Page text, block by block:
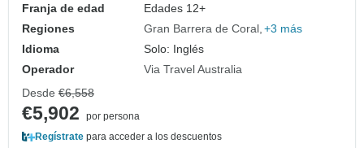
Franja de edad
Edades 12+
Regiones
Gran Barrera de Coral +3 más
Idioma
Solo: Inglés
Operador
Via Travel Australia
Desde €6,558
€5,902
por persona
Regístrate para acceder a los descuentos